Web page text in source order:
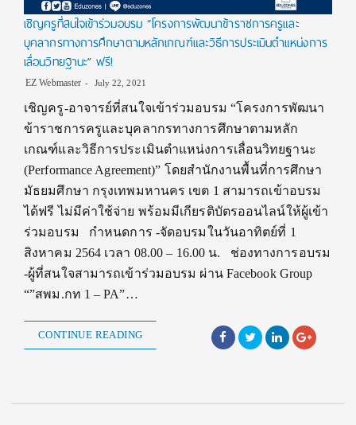
เชิญครูที่สนใจเข้าร่วมอบรม “โครงการพัฒนาข้าราชการครูและ
บุคลากรทางการศึกษาตามหลักเกณฑ์และวิธีการประเมินตำแหน่งการ
เลื่อนวิทยฐานะ” ฟรี!
EZ Webmaster July 22, 2021
เชิญครู-อาจารย์ที่สนใจเข้าร่วมอบรม “โครงการพัฒนา
ข้าราชการครูและบุคลากรทางการศึกษาตามหลัก
เกณฑ์และวิธีการประเมินตำแหน่งการเลื่อนวิทยฐานะ
(Performance Agreement)” โดยสำนักงานพื้นที่การศึกษา
มัธยมศึกษา กรุงเทพมหานคร เขต 1 สามารถเข้าอบรม
ได้ฟรี ไม่มีค่าใช้จ่าย พร้อมมีเกียรติบัตรออนไลน์ให้ผู้เข้า
ร่วมอบรม กำหนดการ -จัดอบรมในวันอาทิตย์ที่ 1
สิงหาคม 2564 เวลา 08.00 – 16.00 น. ช่องทางการอบรม
-ผู้ที่สนใจสามารถเข้าร่วมอบรม ผ่าน Facebook Group
“”สพม.กท 1 – PA”…
CONTINUE READING